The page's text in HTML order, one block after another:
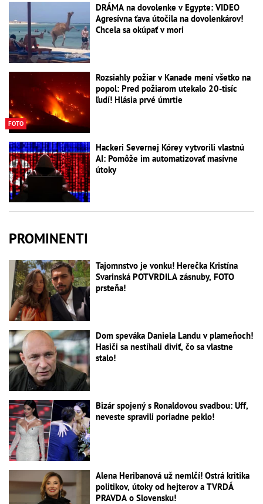
DRÁMA na dovolenke v Egypte: VIDEO
Agresívna ťava útočila na dovolenkárov!
Chcela sa okúpať v mori
FOTO
Rozsiahly požiar v Kanade mení všetko na
popol: Pred požiarom utekalo 20-tisíc
ľudí! Hlásia prvé úmrtie
Hackeri Severnej Kórey vytvorili vlastnú
AI: Pomôže im automatizovať masívne
útoky
PROMINENTI
Tajomnstvo je vonku! Herečka Kristína
Svarinská POTVRDILA zásnuby, FOTO
prsteňa!
Dom speváka Daniela Landu v plameňoch!
Hasiči sa nestíhali diviť, čo sa vlastne
stalo!
Bizár spojený s Ronaldovou svadbou: Uff,
neveste spravili poriadne peklo!
Alena Heribanová už nemlčí! Ostrá kritika
politikov, útoky od hejterov a TVRDÁ
PRAVDA o Slovensku!